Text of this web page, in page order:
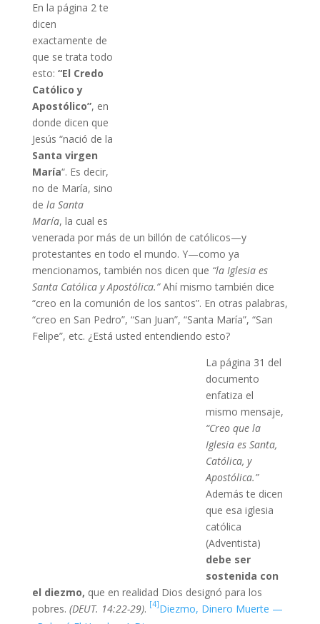
En la página 2 te
dicen
exactamente de
que se trata todo
esto: “El Credo
Católico y
Apostólico”, en
donde dicen que
Jesús “nació de la
Santa virgen
María“. Es decir,
no de María, sino
de la Santa
María, la cual es
venerada por más de un billón de católicos—y
protestantes en todo el mundo. Y—como ya
mencionamos, también nos dicen que “la Iglesia es
Santa Católica y Apostólica.”Ahí mismo también dice
“creo en la comunión de los santos”. En otras palabras,
“creo en San Pedro”, “San Juan”, “Santa María”, “San
Felipe”, etc. ¿Está usted entendiendo esto?
La página 31 del
documento
enfatiza el
mismo mensaje,
“Creo que la
Iglesia es Santa,
Católica, y
Apostólica.”
Además te dicen
que esa iglesia
católica
(Adventista)
debe ser
sostenida con
el diezmo, que en realidad Dios designó para los
pobres. (DEUT. 14:22-29). [4]Diezmo, Dinero Muerte —